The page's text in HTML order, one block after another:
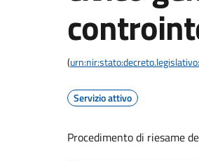
(
Servizio attivo
Procedimento di riesame